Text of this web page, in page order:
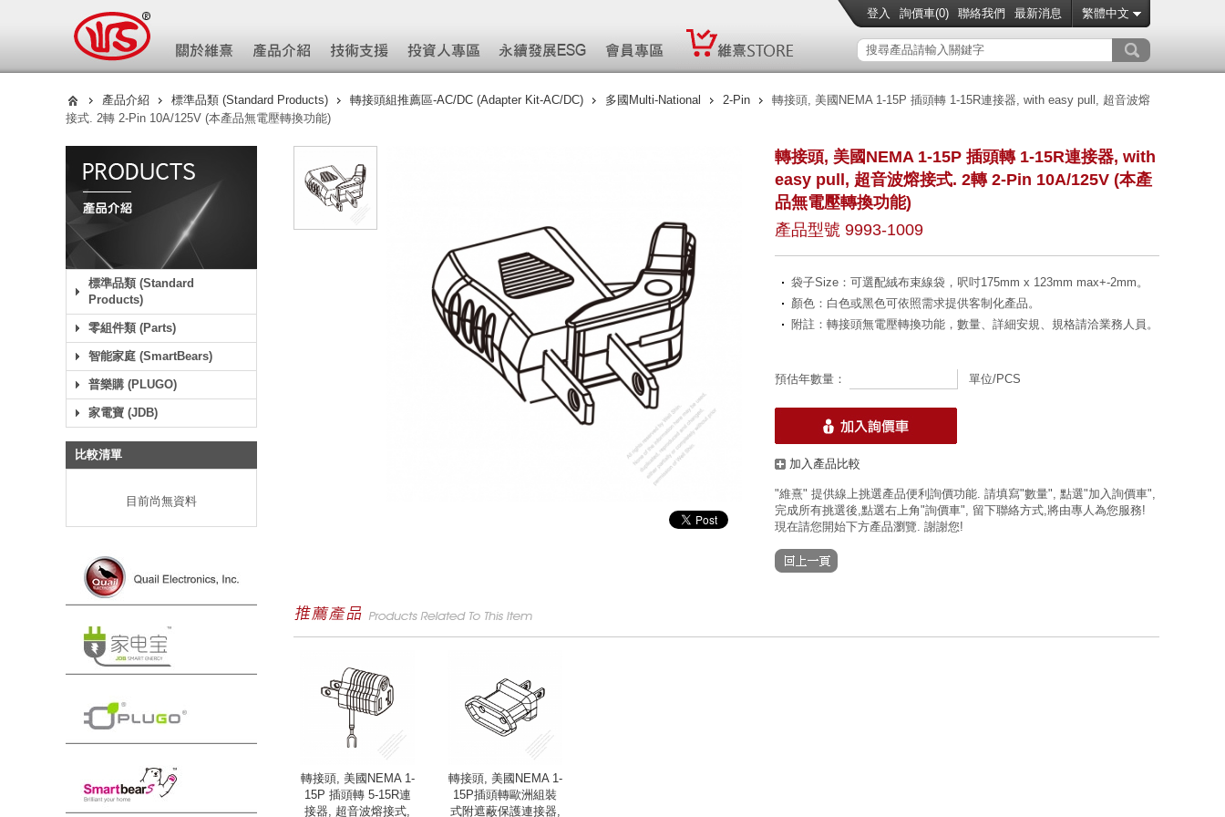
登入 詢價車(0) 聯絡我們 最新消息 繁體中文
產品介紹 標準品類 (Standard Products) 轉接頭組推薦區-AC/DC (Adapter Kit-AC/DC) 多國Multi-National 2-Pin
轉接頭, 美國NEMA 1-15P 插頭轉 1-15R連接器, with easy pull, 超音波熔
接式. 2轉 2-Pin 10A/125V (本產品無電壓轉換功能)
標準品類 (Standard
Products)
零組件類 (Parts)
智能家庭 (SmartBears)
普樂購 (PLUGO)
家電寶 (JDB)
比較清單
目前尚無資料
轉接頭, 美國NEMA 1-15P 插頭轉 1-15R連接器, with
easy pull, 超音波熔接式. 2轉 2-Pin 10A/125V (本產
品無電壓轉換功能)
產品型號 9993-1009
袋子Size ：可選配絨布束線袋，呎吋175mm x 123mm max+-2mm。
顏色 ：白色或黑色可依照需求提供客制化產品。
附註 ：轉接頭無電壓轉換功能，數量、詳細安規、規格請洽業務人員。
預估年數量： 單位/PCS
加入產品比較
"維熹" 提供線上挑選產品便利詢價功能. 請填寫"數量", 點選"加入詢價車",
完成所有挑選後,點選右上角"詢價車", 留下聯絡方式,將由專人為您服務!
現在請您開始下方產品瀏覽. 謝謝您!
轉接頭, 美國NEMA 1-
15P 插頭轉 5-15R連
接器, 超音波熔接式,
轉接頭, 美國NEMA 1-
15P插頭轉歐洲組裝
式附遮蔽保護連接器,